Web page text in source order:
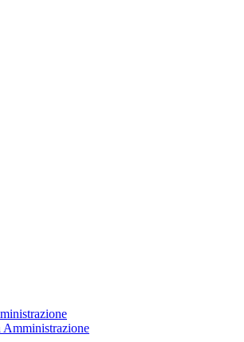
Amministrazione